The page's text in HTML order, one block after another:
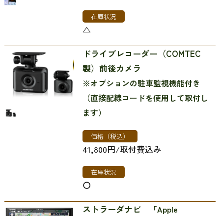
在庫状況
△
ドライブレコーダー（COMTEC
製）前後カメラ
※オプションの駐車監視機能付き
（直接配線コードを使用して取付し
ます）
価格（税込）
41,800円/取付費込み
在庫状況
〇
ストラーダナビ
「Apple